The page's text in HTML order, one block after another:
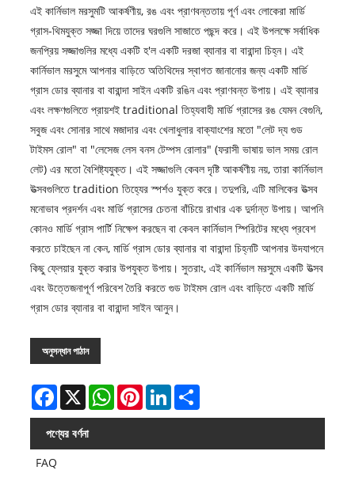
এই কার্নিভাল মরসুমটি আকর্ষণীয়, রঙ এবং প্রাণবন্ততায় পূর্ণ এবং লোকেরা মার্ডি
গ্রাস-থিমযুক্ত সজ্জা দিয়ে তাদের ঘরগুলি সাজাতে পছন্দ করে। এই উপলক্ষে সর্বাধিক
জনপ্রিয় সজ্জাগুলির মধ্যে একটি হ'ল একটি দরজা ব্যানার বা বারান্দা চিহ্ন। এই
কার্নিভাল মরসুমে আপনার বাড়িতে অতিথিদের স্বাগত জানানোর জন্য একটি মার্ডি
গ্রাস ডোর ব্যানার বা বারান্দা সাইন একটি রঙিন এবং প্রাণবন্ত উপায়। এই ব্যানার
এবং লক্ষণগুলিতে প্রায়শই traditional তিহ্যবাহী মার্ডি গ্রাসের রঙ যেমন বেগুনি,
সবুজ এবং সোনার সাথে মজাদার এবং খেলাধুলার বাক্যাংশের মতো "লেট দ্য গুড
টাইমস রোল" বা "লেসেজ লেস বনস টেম্পস রোলার" (ফরাসী ভাষায় ভাল সময় রোল
লেট) এর মতো বৈশিষ্ট্যযুক্ত। এই সজ্জাগুলি কেবল দৃষ্টি আকর্ষণীয় নয়, তারা কার্নিভাল
উত্সবগুলিতে tradition তিহ্যের স্পর্শও যুক্ত করে। তদুপরি, এটি মালিকের উত্সব
মনোভাব প্রদর্শন এবং মার্ডি গ্রাসের চেতনা বাঁচিয়ে রাখার এক দুর্দান্ত উপায়। আপনি
কোনও মার্ডি গ্রাস পার্টি নিক্ষেপ করছেন বা কেবল কার্নিভাল স্পিরিটের মধ্যে প্রবেশ
করতে চাইছেন না কেন, মার্ডি গ্রাস ডোর ব্যানার বা বারান্দা চিহ্নটি আপনার উদযাপনে
কিছু ফ্লেয়ার যুক্ত করার উপযুক্ত উপায়। সুতরাং, এই কার্নিভাল মরসুমে একটি উত্সব
এবং উত্তেজনাপূর্ণ পরিবেশ তৈরি করতে গুড টাইমস রোল এবং বাড়িতে একটি মার্ডি
গ্রাস ডোর ব্যানার বা বারান্দা সাইন আনুন।
অনুসন্ধান পাঠান
Facebook
X WhatsAppPinterestLinkedInShare
পণ্যের বর্ণনা
FAQ